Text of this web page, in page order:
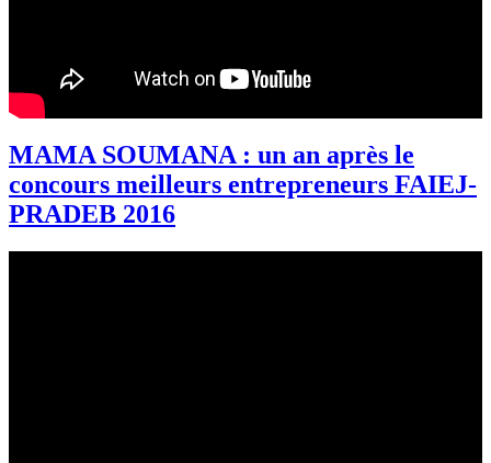
MAMA SOUMANA : un an après le
concours meilleurs entrepreneurs FAIEJ-
PRADEB 2016